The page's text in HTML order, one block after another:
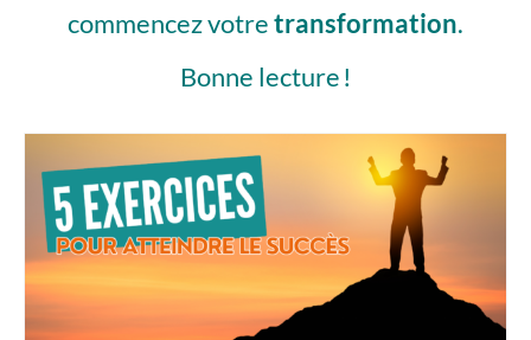
commencez votretransformation.
Bonne lecture !